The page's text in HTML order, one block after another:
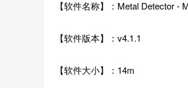
【软件名称】：Metal Detector -
【软件版本】：v4.1.1
【软件大小】：14m